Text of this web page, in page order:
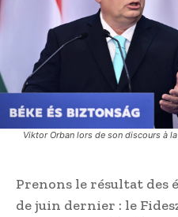
Viktor Orban lors de son discours à
Prenons le résultat des
de juin dernier : le